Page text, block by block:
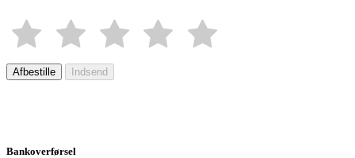
Afbestille Indsend
Bankoverførsel